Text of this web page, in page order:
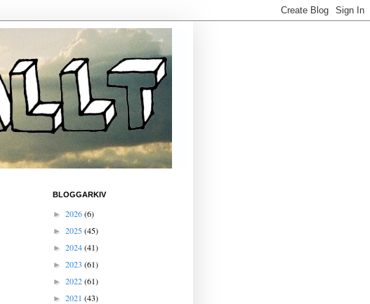
BLOGGARKIV
► 2026(6)
► 2025(45)
► 2024(41)
► 2023 (61)
► 2022(61)
► 2021 (43)